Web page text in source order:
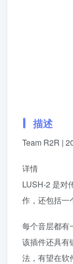
描述
Team R2R |
详情
LUSH-2 是对
作，还包括一
每个音层都有
该插件还具有
法，有望在软